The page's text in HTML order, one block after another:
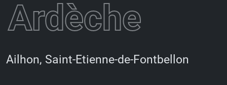
Ardèche
Ailhon, Saint-Etienne-de-Fontbellon